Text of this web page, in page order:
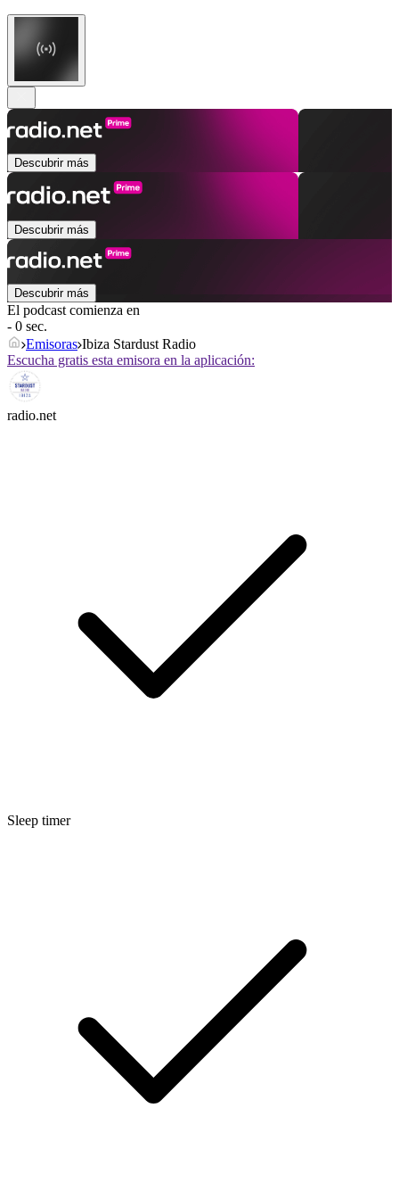
Descubrir más
Descubrir más
Descubrir más
El podcast comienza en
- 0 sec.
Emisoras Ibiza Stardust Radio
Escucha gratis esta emisora en la aplicación:
radio.net
Sleep timer